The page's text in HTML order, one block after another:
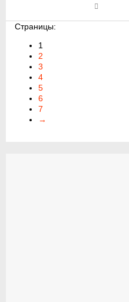
Страницы:
1
2
3
4
5
6
7
→